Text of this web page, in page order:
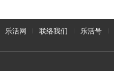
乐活网 联络我们 乐活号